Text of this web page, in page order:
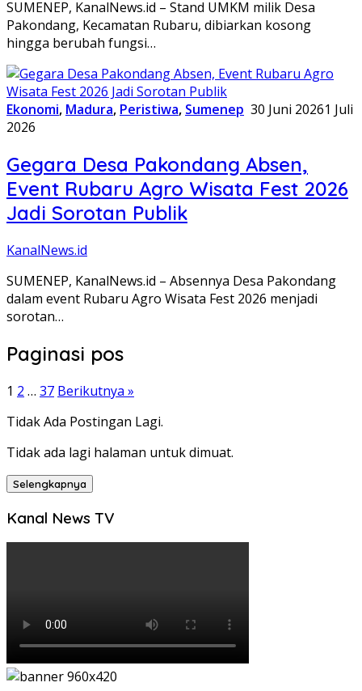
SUMENEP, KanalNews.id – Stand UMKM milik Desa
Pakondang, Kecamatan Rubaru, dibiarkan kosong
hingga berubah fungsi…
Ekonomi, Madura, Peristiwa, Sumenep 30 Juni 20261 Juli
2026
Gegara Desa Pakondang Absen,
Event Rubaru Agro Wisata Fest 2026
Jadi Sorotan Publik
KanalNews.id
SUMENEP, KanalNews.id – Absennya Desa Pakondang
dalam event Rubaru Agro Wisata Fest 2026 menjadi
sorotan…
Paginasi pos
1 2 … 37 Berikutnya »
Tidak Ada Postingan Lagi.
Tidak ada lagi halaman untuk dimuat.
Selengkapnya
Kanal News TV